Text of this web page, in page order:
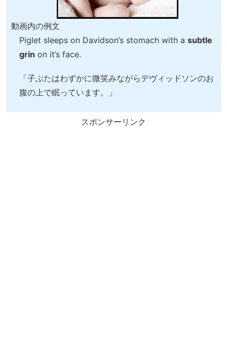
動画内の例文
Piglet sleeps on Davidson’s stomach with a subtle
grin on it’s face.
「子ぶたはわずかに微笑みながらデヴィッドソンのお
腹の上で眠っています。」
スポンサーリンク